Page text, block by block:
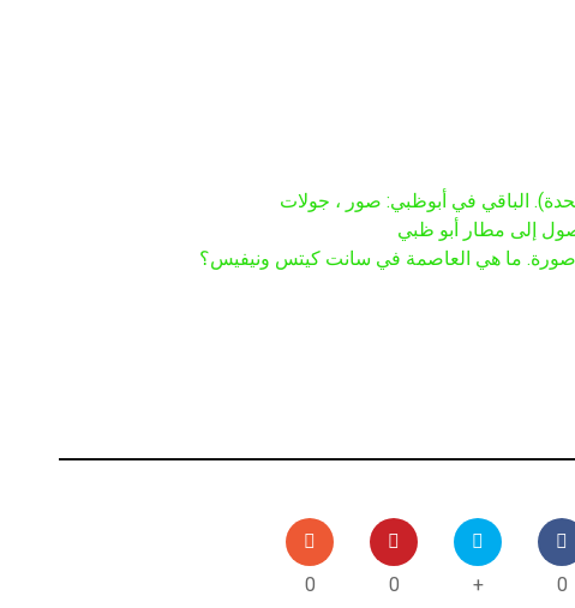
الباقي في أبوظبي: صور ، جولات
إلى مطار أبو ظبي
ما هي العاصمة في سانت كيتس ونيفيس؟
0
+
0
0